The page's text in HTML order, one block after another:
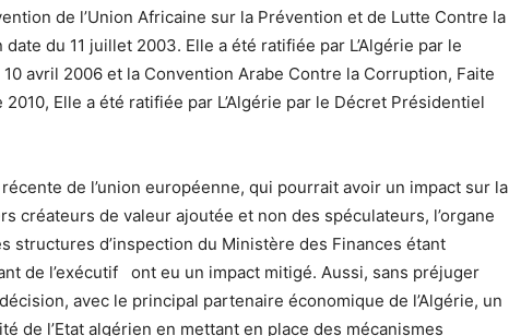
de l’Union Africaine sur la Prévention et de Lutte Contre la
du 11 juillet 2003. Elle a été ratifiée par L’Algérie par le
avril 2006 et la Convention Arabe Contre la Corruption, Faite
Elle a été ratifiée par L’Algérie par le Décret Présidentiel
de l’union européenne, qui pourrait avoir un impact sur la
créateurs de valeur ajoutée et non des spéculateurs, l’organe
structures d’inspection du Ministère des Finances étant
de l’exécutif ont eu un impact mitigé. Aussi, sans préjuger
avec le principal partenaire économique de l’Algérie, un
de l’Etat algérien en mettant en place des mécanismes